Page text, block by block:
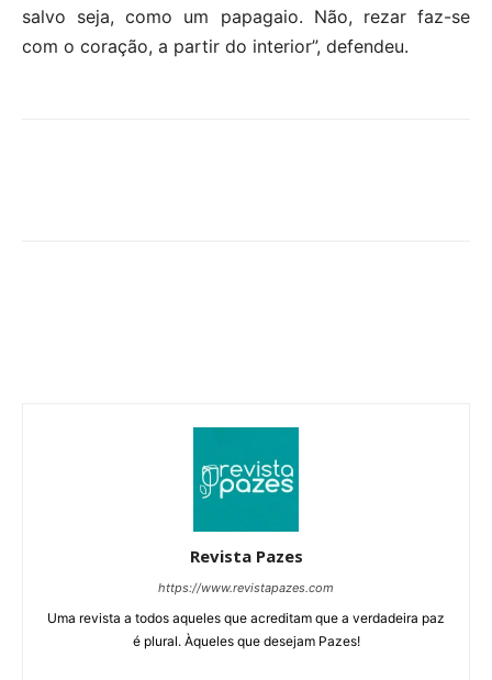
salvo seja, como um papagaio. Não, rezar faz-se
com o coração, a partir do interior”, defendeu.
Revista Pazes
https://www.revistapazes.com
Uma revista a todos aqueles que acreditam que a verdadeira paz
é plural. Àqueles que desejam Pazes!